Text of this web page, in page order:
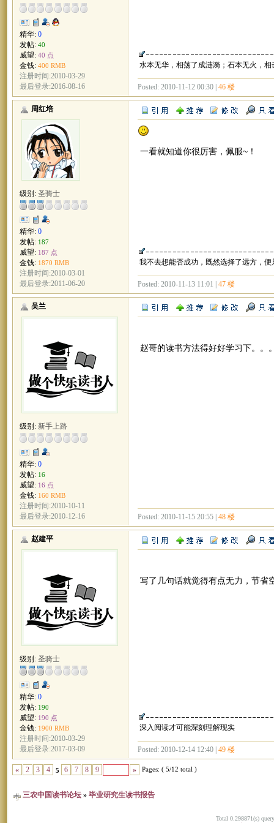
精华: 0
发帖: 40
威望: 40 点
金钱: 400 RMB
注册时间:2010-03-29
最后登录:2016-08-16
水本无华，相荡了成涟漪；石本无火，相
Posted: 2010-11-12 00:30 | 46 楼
周红培
级别: 圣骑士
精华: 0
发帖: 187
威望: 187 点
金钱: 1870 RMB
注册时间:2010-03-01
最后登录:2011-06-20
一看就知道你很厉害，佩服~！
我不去想能否成功，既然选择了远方，便
Posted: 2010-11-13 11:01 | 47 楼
吴兰
级别: 新手上路
精华: 0
发帖: 16
威望: 16 点
金钱: 160 RMB
注册时间:2010-10-11
最后登录:2010-12-16
赵哥的读书方法得好好学习下。。
Posted: 2010-11-15 20:55 | 48 楼
赵建平
级别: 圣骑士
精华: 0
发帖: 190
威望: 190 点
金钱: 1900 RMB
注册时间:2010-03-29
最后登录:2017-03-09
写了几句话就觉得有点无力，节省
深入阅读才可能深刻理解现实
Posted: 2010-12-14 12:40 | 49 楼
« 2 3 4 5 6 7 8 9 » Pages: ( 5/12 total )
三农中国读书论坛 » 毕业研究生读书报告
Total 0.298871(s)